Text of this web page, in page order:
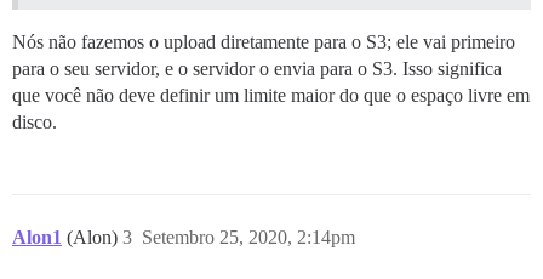
Nós não fazemos o upload diretamente para o S3; ele vai primeiro
para o seu servidor, e o servidor o envia para o S3. Isso significa
que você não deve definir um limite maior do que o espaço livre em
disco.
Alon1 (Alon) Setembro 25, 2020, 2:14pm
3